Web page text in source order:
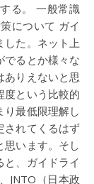
る。 一般常識
について ガイ
した。ネット上
でるとか様々な
ありえないと思
度という比較的
り最低限理解し
されてくるはず
思います。そし
と、ガイドライ
JNTO（日本政